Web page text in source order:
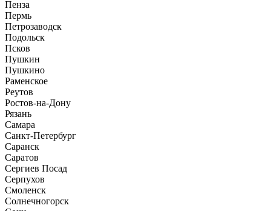
Пенза
Пермь
Петрозаводск
Подольск
Псков
Пушкин
Пушкино
Раменское
Реутов
Ростов-на-Дону
Рязань
Самара
Санкт-Петербург
Саранск
Саратов
Сергиев Посад
Серпухов
Смоленск
Солнечногорск